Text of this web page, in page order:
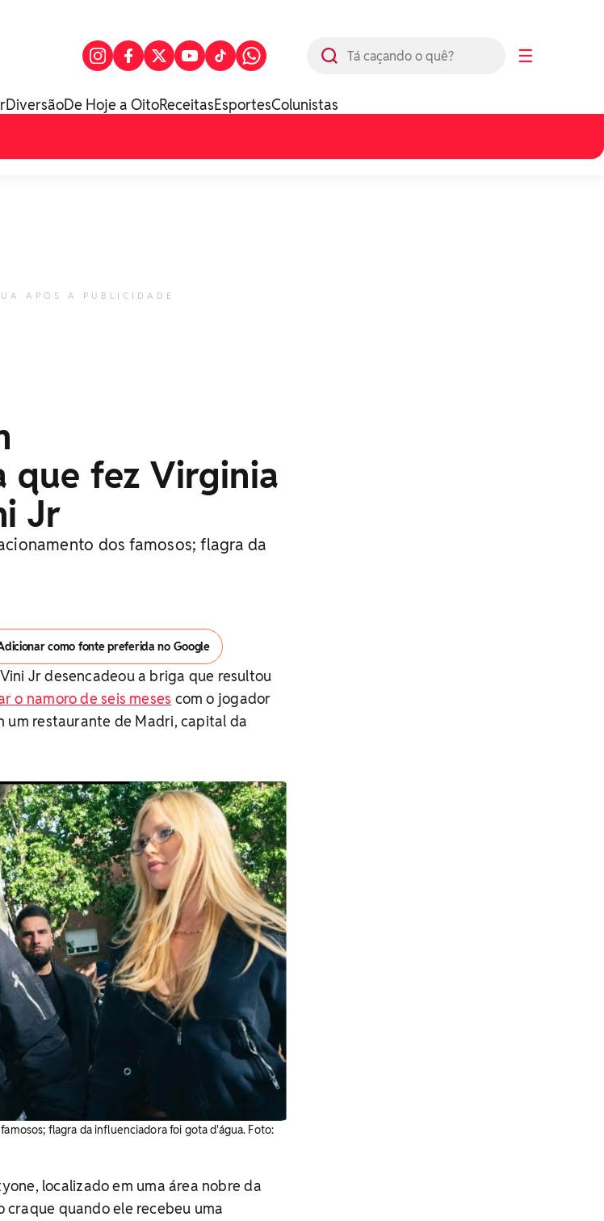
☰
DiversãoDe Hoje a OitoReceitasEsportesColunistas
APÓS A PUBLICIDADE
que fez Virginia
Jr
dos famosos; flagra da
como fonte preferida no Google
Jr desencadeou a briga que resultou
o namoro de seis meses com o jogador
restaurante de Madri, capital da
flagra da influenciadora foi gota d'água. Foto:
localizado em uma área nobre da
quando ele recebeu uma